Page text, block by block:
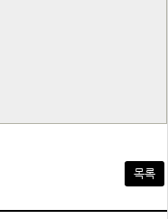
목록